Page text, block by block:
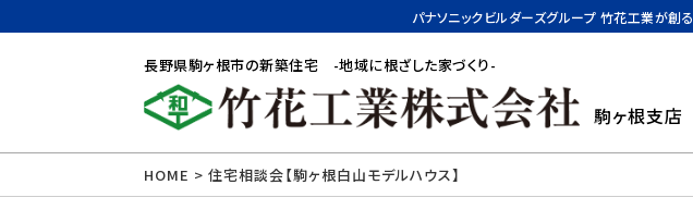
パナソニックビルダーズグループ 竹花工業が創る
長野県駒ヶ根市の新築住宅 -地域に根ざした家づくり-
駒ヶ根支店
HOME > 住宅相談会【駒ヶ根白山モデルハウス】